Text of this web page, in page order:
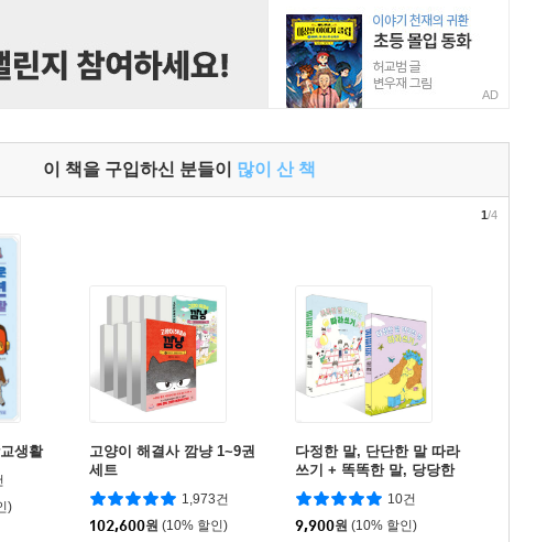
AD
이 책을 구입하신 분들이 많이 산 책
생활
)
고양이 해결사 깜냥 1~9권
세트
1,973건
102,600원 (10% 할인)
다정한 말, 단단한 말 따라
쓰기 + 똑똑한 말, 당당한
말 따라쓰기 세트
10건
9,900원 (10% 할인)
1/4